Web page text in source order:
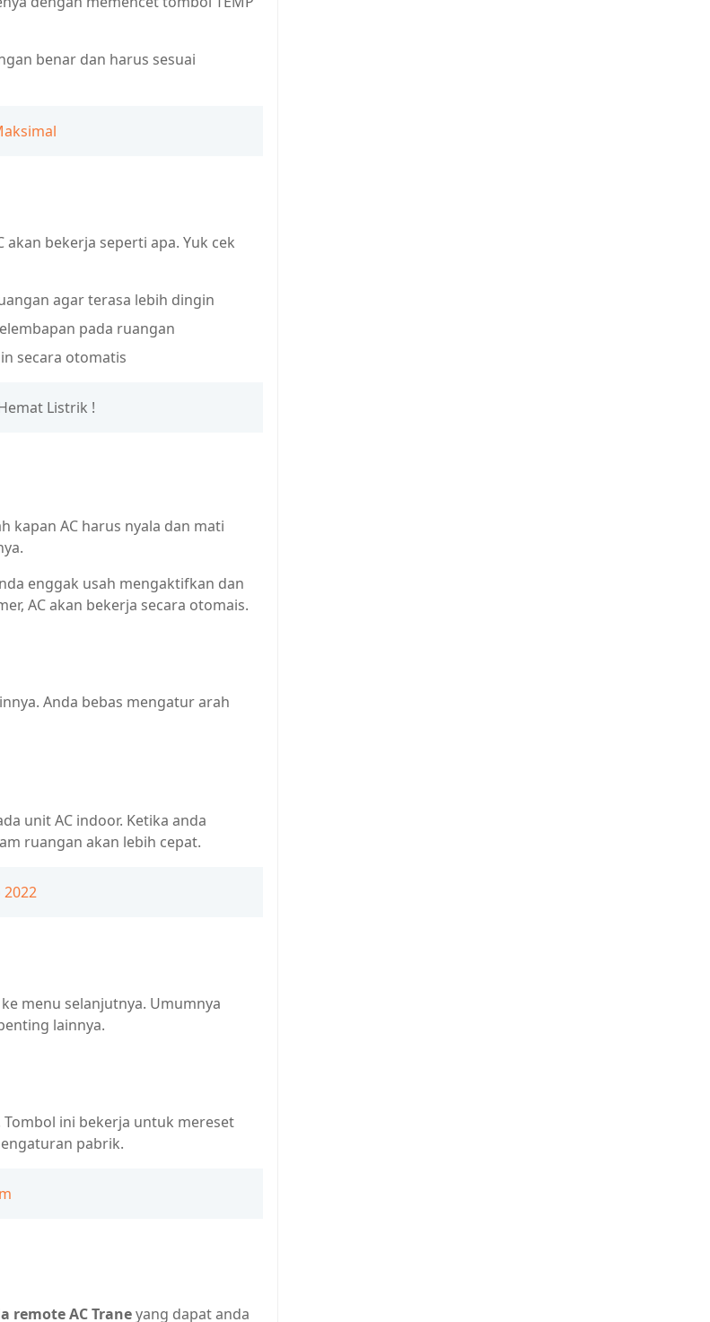
benar dan harus sesuai
bekerja seperti apa. Yuk cek
agar terasa lebih dingin
pada ruangan
secara otomatis
Listrik !
kapan AC harus nyala dan mati
enggak usah mengaktifkan dan
AC akan bekerja secara otomais.
Anda bebas mengatur arah
unit AC indoor. Ketika anda
ruangan akan lebih cepat.
2022
menu selanjutnya. Umumnya
lainnya.
Tombol ini bekerja untuk mereset
pabrik.
remote AC Traneyang dapat anda